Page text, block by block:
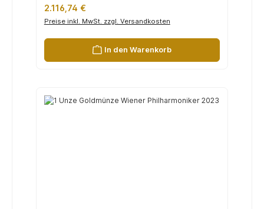
Regulärer Preis:
2.116,74 €
Preise inkl. MwSt. zzgl. Versandkosten
In den Warenkorb